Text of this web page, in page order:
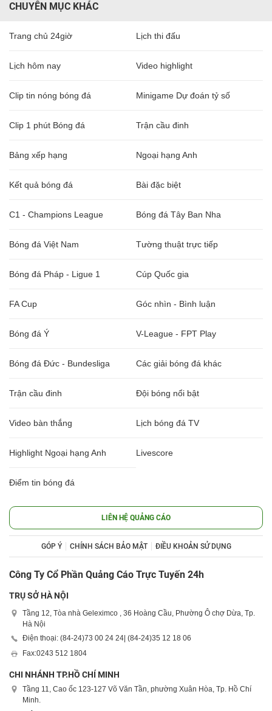
CHUYÊN MỤC KHÁC
Trang chủ 24giờ Lịch thi đấu
Lịch hôm nay Video highlight
Clip tin nóng bóng đá Minigame Dự đoán tỷ số
Clip 1 phút Bóng đá Trận cầu đinh
Bảng xếp hạng Ngoại hạng Anh
Kết quả bóng đá Bài đặc biệt
C1 - Champions League Bóng đá Tây Ban Nha
Bóng đá Việt Nam Tường thuật trực tiếp
Bóng đá Pháp - Ligue 1 Cúp Quốc gia
FA Cup Góc nhìn - Bình luận
Bóng đá Ý V-League - FPT Play
Bóng đá Đức - Bundesliga Các giải bóng đá khác
Trận cầu đinh Đội bóng nổi bật
Video bàn thắng Lịch bóng đá TV
Highlight Ngoại hạng Anh Livescore
Điểm tin bóng đá
LIÊN HỆ QUẢNG CÁO
GÓP Ý CHÍNH SÁCH BẢO MẬT ĐIỀU KHOẢN SỬ DỤNG
Công Ty Cổ Phần Quảng Cáo Trực Tuyến 24h
TRỤ SỞ HÀ NỘI
Tầng 12, Tòa nhà Geleximco , 36 Hoàng Cầu, Phường Ô chợ Dừa, Tp.
Hà Nội
Điện thoại: (84-24)73 00 24 24 | (84-24)35 12 18 06
Fax:0243 512 1804
CHI NHÁNH TP.HỒ CHÍ MINH
Tầng 11, Cao ốc 123-127 Võ Văn Tần, phường Xuân Hòa, Tp. Hồ Chí
Minh.